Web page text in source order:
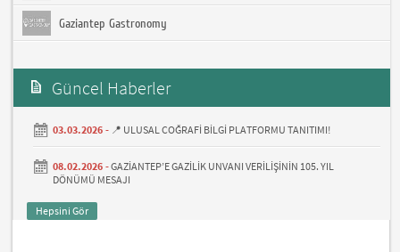
Gaziantep Gastronomy
Güncel Haberler
03.03.2026 - 📍 ULUSAL COĞRAFİ BİLGİ PLATFORMU TANITIMI!
08.02.2026 -GAZİANTEP’E GAZİLİK UNVANI VERİLİŞİNİN 105. YIL
DÖNÜMÜ MESAJI
Hepsini Gör